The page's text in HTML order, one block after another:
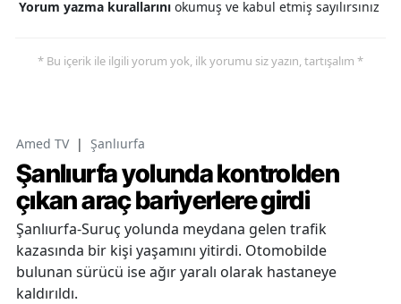
Yorum yazma kurallarını okumuş ve kabul etmiş sayılırsınız
* Bu içerik ile ilgili yorum yok, ilk yorumu siz yazın, tartışalım *
Amed TV | Şanlıurfa
Şanlıurfa yolunda kontrolden
çıkan araç bariyerlere girdi
Şanlıurfa-Suruç yolunda meydana gelen trafik
kazasında bir kişi yaşamını yitirdi. Otomobilde
bulunan sürücü ise ağır yaralı olarak hastaneye
kaldırıldı.